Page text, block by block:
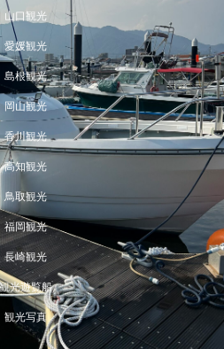
山口観光
愛媛観光
島根観光
岡山観光
香川観光
高知観光
鳥取観光
福岡観光
長崎観光
観光遊覧船
観光写真